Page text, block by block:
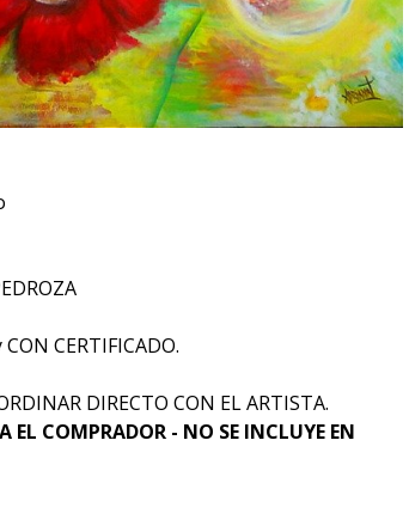
CERTIFICADO.
DIRECTO CON EL ARTISTA.
EL COMPRADOR - NO SE INCLUYE EN